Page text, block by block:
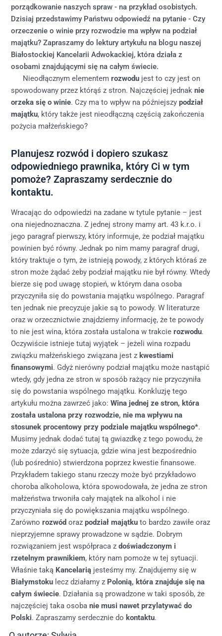
porządkowanie naszych spraw - na przykład osobistych.
Dzisiaj przedstawimy Państwu odpowiedź na pytanie - Czy
orzeczenie o winie przy rozwodzie ma wpływ na podział
majątku? Zapraszamy do lektury artykułu na blogu naszej
Białostockiej Kancelarii Adwokackiej, która działa z
osobami znajdującymi się na całym świecie.
Nieodłącznym elementemrozwodu jest to czy jest on
spowodowany przez którąś z stron. Najczęściej jednaknie
orzeka się o winie. Czy ma to wpływ na późniejszypodział
majątku, który także jest nieodłączną częścią zakończenia
pożycia małżeńskiego?
Planujesz rozwód i dopiero szukasz
odpowiedniego prawnika, który Ci w tym
pomoże? Zapraszamy serdecznie do
kontaktu.
Wracając do odpowiedzi na zadane w tytule pytanie – jest
ona niejednoznaczna. Z jednej strony mamy art. 43 k.r.o. i
jego paragraf pierwszy, który informuje, że podział majątku
powinien być równy. Jednak po nim mamy paragraf drugi,
który traktuje o tym, że istnieją powody, z których któraś ze
stron może żądać żeby podział majątku nie był równy. Wtedy
bierze się pod uwagę stopień, w którym dana osoba
przyczyniła się do powstania majątku wspólnego. Paragraf
ten jednak nie precyzuje jakie są to powody. W literaturze
oraz w orzecznictwie znajdziemy informację, że te powody
to nie jest wina, która została ustalona w trakcierozwodu.
Oczywiście istnieje tutaj wyjątek – jeżeli wina rozpadu
związku małżeńskiego związana jest z kwestiami
finansowymi. Gdyż nierówny podział majątku może nastąpić
wtedy, gdy jedna ze stron w sposób rażący nie przyczyniła
się do powstania wspólnego majątku. Konkluzję tego
artykułu można zawrzeć jako:Wina jednej ze stron, która
została ustalona przy rozwodzie, nie ma wpływu na
stosunek procentowy przy podziale majątku wspólnego*.
Musimy jednak dodać tutaj tą gwiazdkę z tego powodu, że
może zdarzyć się sytuacja, gdzie wina jest bezpośrednio
(lub pośrednio) stwierdzona poprzez kwestie finansowe.
Przykładem takiego stanu rzeczy może być przykładowo
choroba alkoholowa, która spowodowała, że jedna ze stron
małżeństwa trwoniła cały majątek na alkohol i nie
przyczyniała się do powiększania majątku wspólnego.
Zarównorozwódorazpodział majątku to bardzo zawiłe oraz
nieprzyjemne sprawy prowadzone w sądzie. Dobrym
rozwiązaniem jest współpraca z doświadczonym i
rzetelnym prawnikiem, który nam pomoże w tej sytuacji.
Właśnie taką Kancelarią jesteśmy my. Znajdujemy się w
Białymstoku lecz działamy z Polonią, która znajduje się na
całym świecie. Działania są prowadzone w taki sposób, że
najczęściej taka osobanie musi nawet przylatywać do
Polski. Zapraszamy serdecznie do kontaktu.